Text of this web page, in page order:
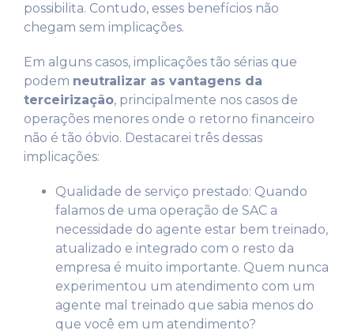
possibilita. Contudo, esses benefícios não
chegam sem implicações.
Em alguns casos, implicações tão sérias que
podem neutralizar as vantagens da
terceirização, principalmente nos casos de
operações menores onde o retorno financeiro
não é tão óbvio. Destacarei três dessas
implicações:
Qualidade de serviço prestado: Quando
falamos de uma operação de SAC a
necessidade do agente estar bem treinado,
atualizado e integrado com o resto da
empresa é muito importante. Quem nunca
experimentou um atendimento com um
agente mal treinado que sabia menos do
que você em um atendimento?